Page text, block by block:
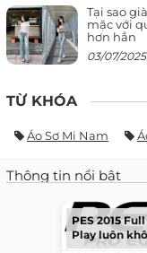
Tại sao
mặc với
hơn hẳn
03/07/2025
TỪ KHÓA
Áo Sơ Mi Nam
Thông tin nổi bật
PES 2015
Play luôn